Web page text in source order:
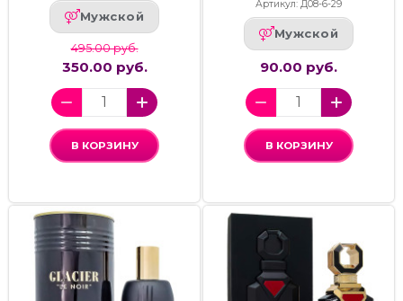
Мужской
495.00 руб.
350.00 руб.
В КОРЗИНУ
Артикул: Д08-6-29
Мужской
90.00 руб.
В КОРЗИНУ